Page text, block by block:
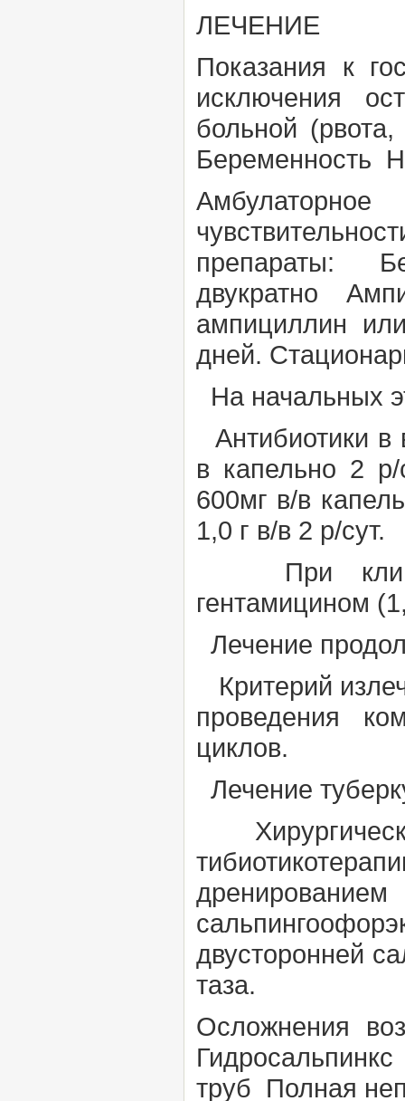
ЛЕЧЕНИЕ
Показания к
исключения
больной
Беременность
препараты:
двукратно
ампициллин
дней.
На начальных
Антибиотики
в капельно 2
600мг в/в
1,0 г в/в 2 р/сут.
При
гентамицином
Лечение
Критерий
проведения
циклов.
Лечение
двусторонней
таза.
Осложнения
труб Полная